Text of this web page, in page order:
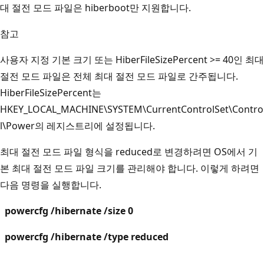
대 절전 모드 파일은 hiberboot만 지원합니다.
참고
사용자 지정 기본 크기 또는 HiberFileSizePercent >= 40인 최대
절전 모드 파일은 전체 최대 절전 모드 파일로 간주됩니다.
HiberFileSizePercent는
HKEY_LOCAL_MACHINE\SYSTEM\CurrentControlSet\Contro
l\Power의 레지스트리에 설정됩니다.
최대 절전 모드 파일 형식을 reduced로 변경하려면 OS에서 기
본 최대 절전 모드 파일 크기를 관리해야 합니다. 이렇게 하려면
다음 명령을 실행합니다.
powercfg /hibernate /size 0
powercfg /hibernate /type reduced